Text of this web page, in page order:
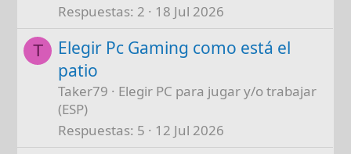
Respuestas 2 18 Jul 2026
T
Elegir Pc Gaming como está el
patio
Taker79
Elegir PC para jugar y/o trabajar
(ESP)
Respuestas 5 12 Jul 2026